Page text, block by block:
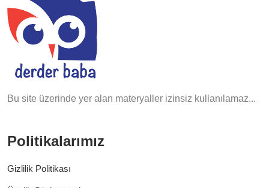
Bu site üzerinde yer alan materyaller izinsiz kullanılamaz...
Politikalarımız
Gizlilik Politikası